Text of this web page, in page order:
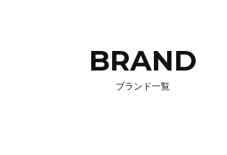
BRAND
ブランド一覧